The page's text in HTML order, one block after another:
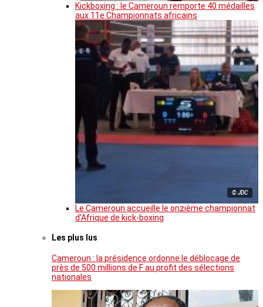
Kickboxing : le Cameroun remporte 40 médailles
aux 11e Championnats africains
© JDC
Le Cameroun accueille le onzième championnat
d’Afrique de kick-boxing
Les plus lus
Cameroun : la présidence ordonne le déblocage de
près de 500 millions de F au profit des sélections
nationales